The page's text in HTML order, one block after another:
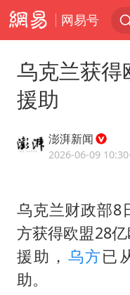
网易号
乌克兰获得
援助
澎湃新闻
2026-06-09 10:30
乌克兰财政部8
方获得欧盟28
援助， 乌方已
助。